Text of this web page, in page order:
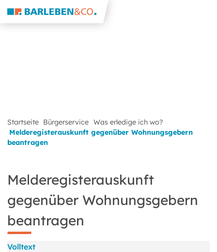
Startseite Bürgerservice Was erledige ich wo?
Melderegisterauskunft gegenüber Wohnungsgebern
beantragen
Melderegisterauskunft
gegenüber Wohnungsgebern
beantragen
Volltext